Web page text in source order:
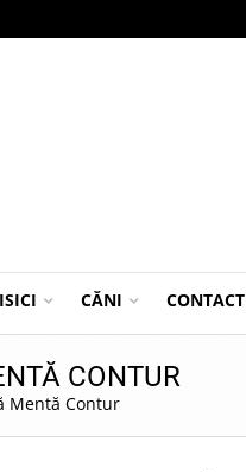
CĂNI CONTACT
CONTUR
Mentă Contur